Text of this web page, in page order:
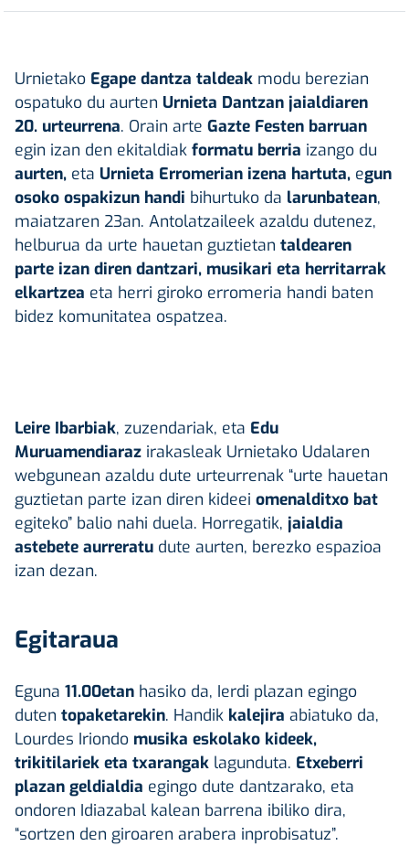
Urnietako Egape dantza taldeak modu berezian
ospatuko du aurten Urnieta Dantzan jaialdiaren
20. urteurrena. Orain arte Gazte Festen barruan
egin izan den ekitaldiak formatu berria izango du
aurten, eta Urnieta Erromerian izena hartuta, egun
osoko ospakizun handi bihurtuko da larunbatean,
maiatzaren 23an. Antolatzaileek azaldu dutenez,
helburua da urte hauetan guztietan taldearen
parte izan diren dantzari, musikari eta herritarrak
elkartzea eta herri giroko erromeria handi baten
bidez komunitatea ospatzea.
Leire Ibarbiak, zuzendariak, eta Edu
Muruamendiaraz irakasleak Urnietako Udalaren
webgunean azaldu dute urteurrenak “urte hauetan
guztietan parte izan diren kideei omenalditxo bat
egiteko” balio nahi duela. Horregatik, jaialdia
astebete aurreratu dute aurten, berezko espazioa
izan dezan.
Egitaraua
Eguna 11.00etan hasiko da, Ierdi plazan egingo
duten topaketarekin. Handik kalejira abiatuko da,
Lourdes Iriondo musika eskolako kideek,
trikitilariek eta txarangak lagunduta. Etxeberri
plazan geldialdia egingo dute dantzarako, eta
ondoren Idiazabal kalean barrena ibiliko dira,
“sortzen den giroaren arabera inprobisatuz”.